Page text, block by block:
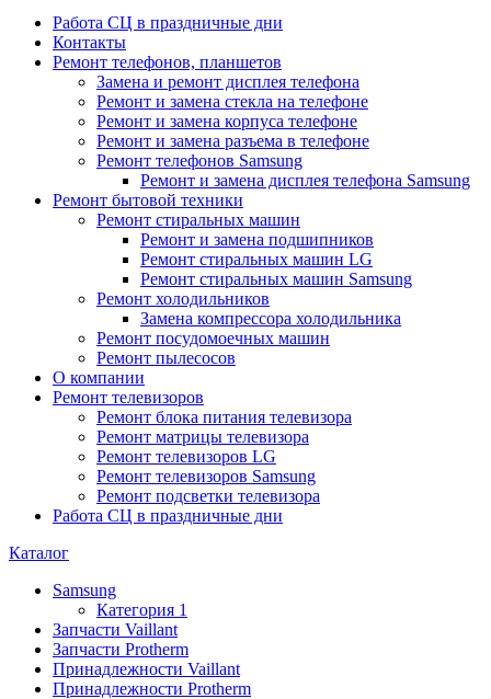
Работа СЦ в праздничные дни
Контакты
Ремонт телефонов, планшетов
Замена и ремонт дисплея телефона
Ремонт и замена стекла на телефоне
Ремонт и замена корпуса телефоне
Ремонт и замена разъема в телефоне
Ремонт телефонов Samsung
Ремонт и замена дисплея телефона Samsung
Ремонт бытовой техники
Ремонт стиральных машин
Ремонт и замена подшипников
Ремонт стиральных машин LG
Ремонт стиральных машин Samsung
Ремонт холодильников
Замена компрессора холодильника
Ремонт посудомоечных машин
Ремонт пылесосов
О компании
Ремонт телевизоров
Ремонт блока питания телевизора
Ремонт матрицы телевизора
Ремонт телевизоров LG
Ремонт телевизоров Samsung
Ремонт подсветки телевизора
Работа СЦ в праздничные дни
Каталог
Samsung
Категория 1
Запчасти Vaillant
Запчасти Protherm
Принадлежности Vaillant
Принадлежности Protherm